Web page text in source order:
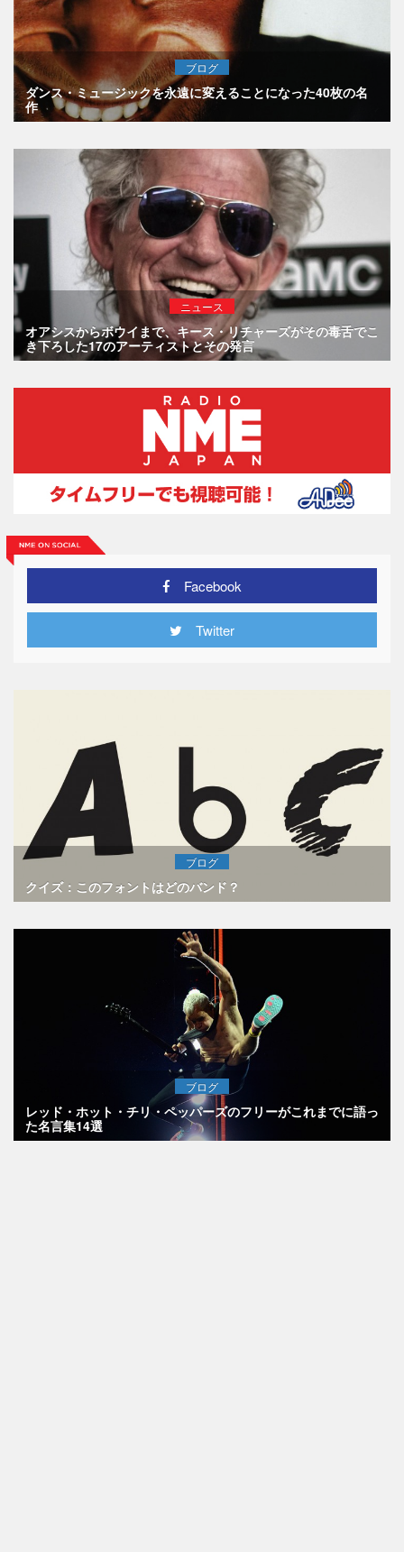
ブログ
ダンス・ミュージックを永遠に変えることになった40枚の名
作
ニュース
オアシスからボウイまで、キース・リチャーズがその毒舌でこ
き下ろした17のアーティストとその発言
Facebook
Twitter
ブログ
クイズ：このフォントはどのバンド？
ブログ
レッド・ホット・チリ・ペッパーズのフリーがこれまでに語っ
た名言集14選